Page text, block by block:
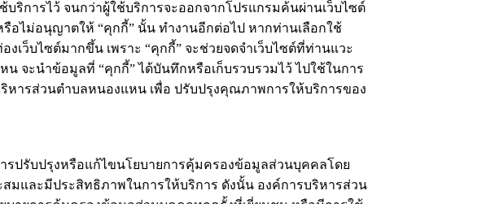
ริการไว้ จนกว่าผู้ใช้บริการจะออกจากโปรแกรมค้นผ่านเว็บไซต์
อไม่อนุญาตให้ “คุกกี้” นั้น ทำงานอีกต่อไป หากท่านเลือกใช้
เว็บไซต์มากขึ้น เพราะ “คุกกี้” จะช่วยจดจำเว็บไซต์ที่ท่านแวะ
จะนำข้อมูลที่ “คุกกี้” ได้บันทึกหรือเก็บรวบรวมไว้ ไปใช้ในการ
หารส่วนตำบลหนองแหน เพื่อ ปรับปรุงคุณภาพการให้บริการของ
รับปรุงหรือแก้ไขนโยบายการคุ้มครองข้อมูลส่วนบุคคลโดย
มและมีประสิทธิภาพในการให้บริการ ดังนั้น องค์การบริหารส่วน